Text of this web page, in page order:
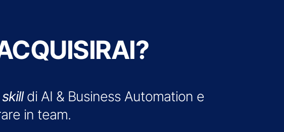
di AI & Business Automation e
in team.